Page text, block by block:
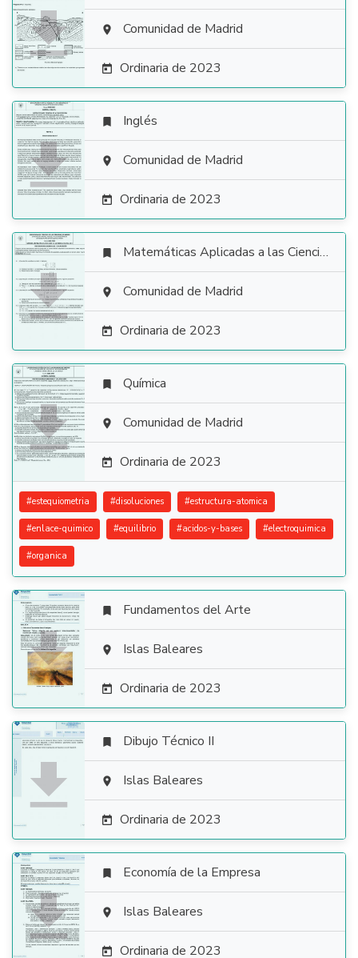
  Comunidad de Madrid
 Ordinaria de 2023

 Inglés
 Comunidad de Madrid
 Ordinaria de 2023

 Matemáticas Aplicadas a las Ciencias Sociales
 Comunidad de Madrid
 Ordinaria de 2023

 Química
 Comunidad de Madrid
 Ordinaria de 2023
#estequiometria #disoluciones #estructura-atomica
#enlace-quimico #equilibrio #acidos-y-bases #electroquimica
#organica

 Fundamentos del Arte
 Islas Baleares
 Ordinaria de 2023

 Dibujo Técnico II
 Islas Baleares
 Ordinaria de 2023

 Economía de la Empresa
 Islas Baleares
 Ordinaria de 2023